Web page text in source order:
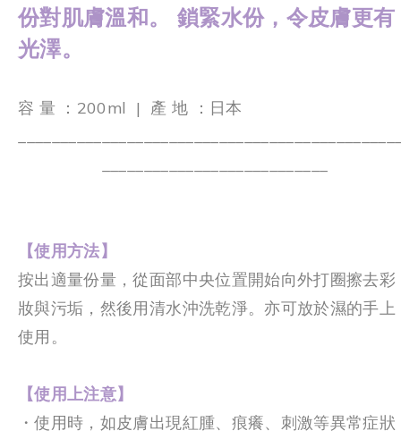
份對肌膚溫和。 鎖緊水份，令皮膚更有
光澤。
容 量 ：200ml | 產 地 ：日本
【使用方法】
按出適量份量，從面部中央位置開始向外打圈擦去彩
妝與污垢，然後用清水沖洗乾淨。亦可放於濕的手上
使用。
【使用上注意】
・使用時，如皮膚出現紅腫、痕癢、刺激等異常症狀